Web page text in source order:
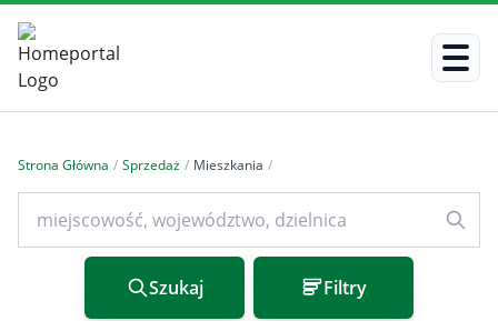
Strona Główna / Sprzedaż / Mieszkania /
Szukaj Filtry